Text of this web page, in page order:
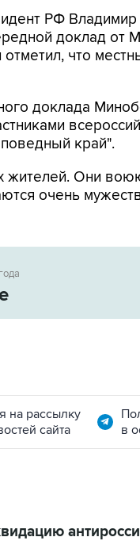
РФ
доклад от
что
доклада
край".
жителей. Они
очень
на рассылку
сайта
в